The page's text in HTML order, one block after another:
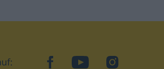
facebookYouTubeInstagram